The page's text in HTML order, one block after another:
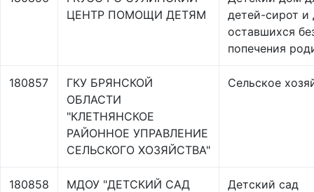
ЦЕНТР ПОМОЩИ ДЕТЯМ
детей-сирот и
оставшихся
попечения
180857
ГКУ БРЯНСКОЙ
ОБЛАСТИ
"КЛЕТНЯНСКОЕ
РАЙОННОЕ УПРАВЛЕНИЕ
СЕЛЬСКОГО ХОЗЯЙСТВА"
Сельское
180858
МДОУ "ДЕТСКИЙ САД
Детский сад